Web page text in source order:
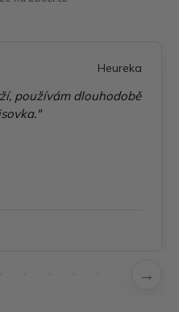
Heureka
používám dlouhodobě